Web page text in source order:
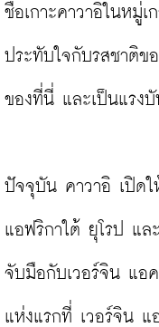
ชื่อเกาะคาวาอิในหมู่
ประทับใจกับรสชาติข
ของที่นี่ และเป็นแรงบั
ปัจจุบัน คาวาอิ เปิดใ
แอฟริกาใต้ ยุโรป แล
จับมือกับเวอร์จิน แอ
แห่งแรกที่ เวอร์จิน แ